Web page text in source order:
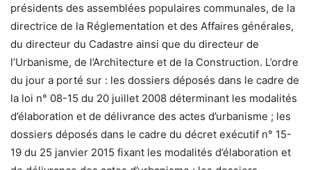
présidents des assemblées populaires communales, de la
directrice de la Réglementation et des Affaires générales,
du directeur du Cadastre ainsi que du directeur de
l’Urbanisme, de l’Architecture et de la Construction. L’ordre
du jour a porté sur : les dossiers déposés dans le cadre de
la loi n° 08-15 du 20 juillet 2008 déterminant les modalités
d’élaboration et de délivrance des actes d’urbanisme ; les
dossiers déposés dans le cadre du décret exécutif n° 15-
19 du 25 janvier 2015 fixant les modalités d’élaboration et